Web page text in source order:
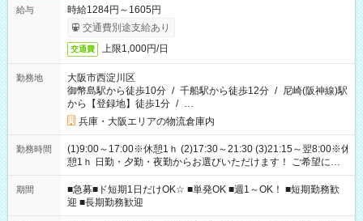
給与
時給1284円～1605円
交通費別途支給あり
交通費 上限1,000円/日
勤務地
大阪市西淀川区
御幣島駅から徒歩10分 / 千船駅から徒歩12分 / 尼崎(阪神線)駅
から【登録地】徒歩1分 / …
兵庫・大阪エリアの物流倉庫内
勤務時間
(1)9:00～17:00※休憩1ｈ (2)17:30～21:30 (3)21:15～翌8:00※休
憩1ｈ 日勤・夕勤・夜勤からお選びいただけます！ ご希望に合
わせて働けるお仕事です(*^^*) 【その他選べる勤務時間】 8-17
時/9-17時/9-18時/10-18時/11-21時/18-22時/20-翌4時/21-翌5
時/22-翌6時/0-翌8時 ご自身のご都合で選んで頂ける完全自由シ
フト！
期間
■急募■ド短期1日だけOK☆ ■単発OK ■週1～OK！ ■短期勤務歓
迎 ■長期勤務歓迎